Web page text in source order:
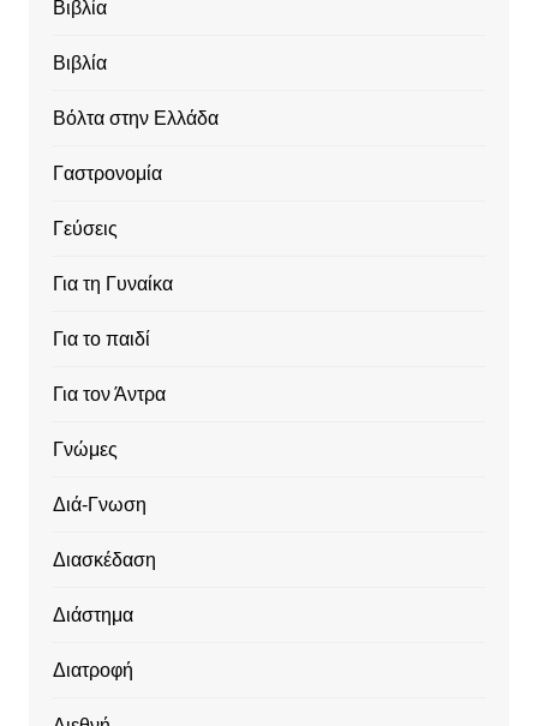
Βιβλία
Βιβλία
Βόλτα στην Ελλάδα
Γαστρονομία
Γεύσεις
Για τη Γυναίκα
Για το παιδί
Για τον Άντρα
Γνώμες
Διά-Γνωση
Διασκέδαση
Διάστημα
Διατροφή